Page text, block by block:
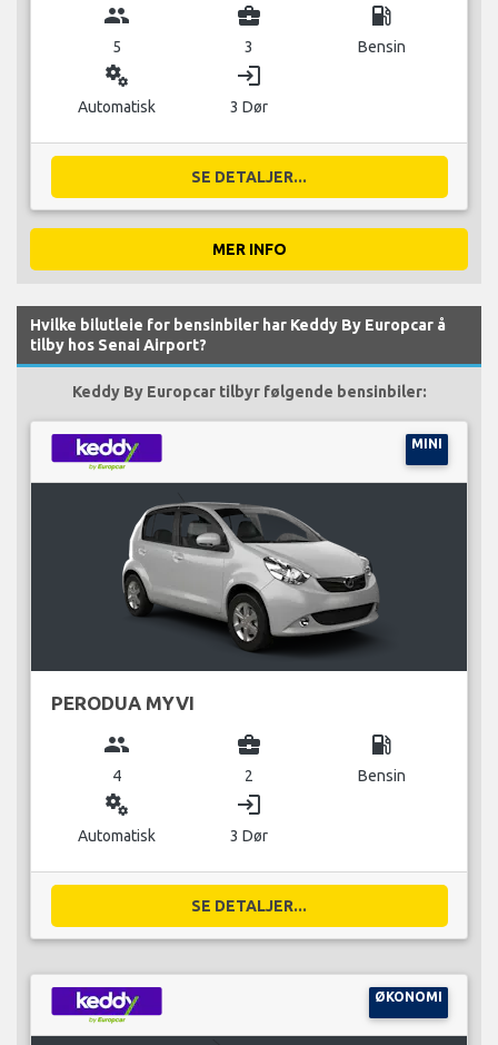
group
5
business_center
3
local_gas_station
Bensin
miscellaneous_services
Automatisk
login
3 Dør
SE DETALJER...
MER INFO
Hvilke bilutleie for bensinbiler har Keddy By Europcar å
tilby hos Senai Airport?
Keddy By Europcar tilbyr følgende bensinbiler:
MINI
PERODUA MYVI
group
4
business_center
2
local_gas_station
Bensin
miscellaneous_services
Automatisk
login
3 Dør
SE DETALJER...
ØKONOMI